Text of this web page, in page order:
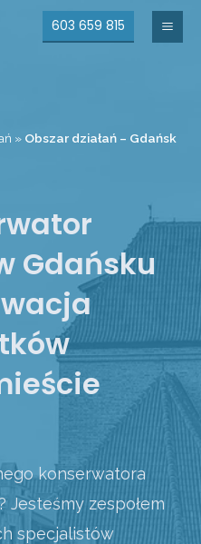
603 659 815
» Obszar działań – Gdańsk
Gdańsku
konserwatora
Jesteśmy zespołem
specjalistów